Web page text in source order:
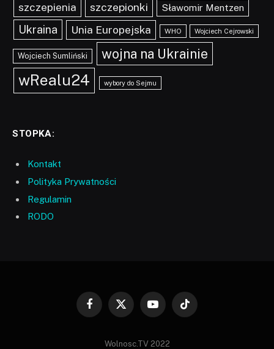
szczepienia szczepionki Sławomir Mentzen
Ukraina Unia Europejska WHO Wojciech Cejrowski
Wojciech Sumliński wojna na Ukrainie
wRealu24 wybory do Sejmu
STOPKA:
Kontakt
Polityka Prywatności
Regulamin
RODO
Facebook
X
YouTubeTikTok
Wolnosc.TV 2022